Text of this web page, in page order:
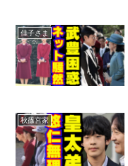
佳子さま
秋篠宮家